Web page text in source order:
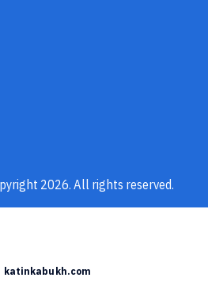
2026. All rights reserved.
katinkabukh.com